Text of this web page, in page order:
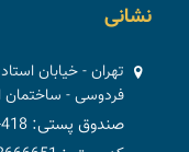
نشانی
تهران - خیابان
فردوسی - ساختمان
صندوق پستی: 418-13145